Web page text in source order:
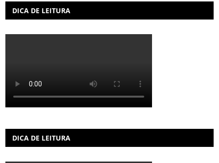
DICA DE LEITURA
DICA DE LEITURA